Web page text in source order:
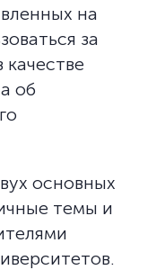
на
за
об
основных
темы и